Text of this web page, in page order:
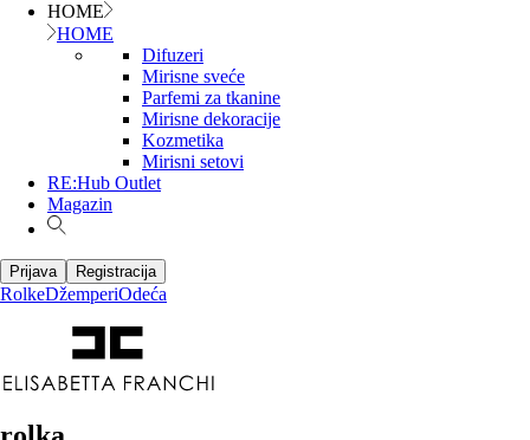
HOME
HOME
Difuzeri
Mirisne sveće
Parfemi za tkanine
Mirisne dekoracije
Kozmetika
Mirisni setovi
RE:Hub Outlet
Magazin
Prijava Registracija
RolkeDžemperiOdeća